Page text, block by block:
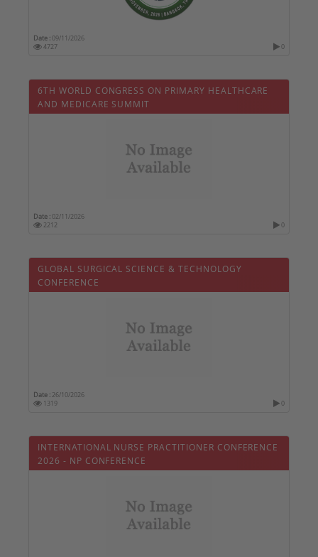
Date :09/11/2026
4727
0
6TH WORLD CONGRESS ON PRIMARY HEALTHCARE
AND MEDICARE SUMMIT
Date :02/11/2026
2212
0
GLOBAL SURGICAL SCIENCE & TECHNOLOGY
CONFERENCE
Date : 26/10/2026
1319
0
INTERNATIONAL NURSE PRACTITIONER CONFERENCE
2026 - NP CONFERENCE